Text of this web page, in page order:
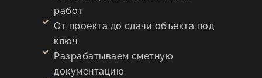
работ
От проекта до сдачи объекта под
ключ
Разрабатываем сметную
документацию